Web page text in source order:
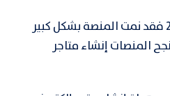
منذ إنشاء المنصة عام 2006 فقد نمت المنصة بشكل كبير
المنصات إنشاء متاجر